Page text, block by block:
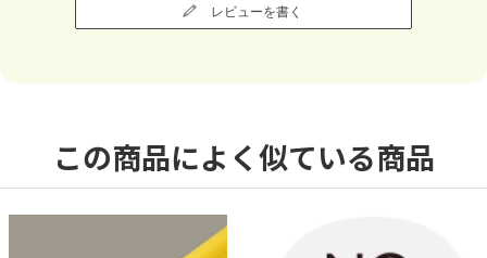
レビューを書く
この商品によく似ている商品